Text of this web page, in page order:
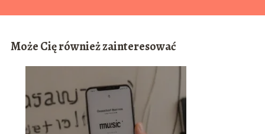
Może Cię również zainteresować